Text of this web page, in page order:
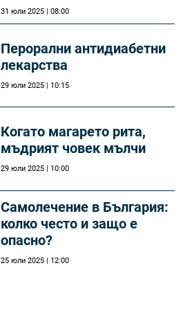
31 юли 2025 | 08:00
Перорални антидиабетни
лекарства
29 юли 2025 | 10:15
Когато магарето рита,
мъдрият човек мълчи
29 юли 2025 | 10:00
Самолечeние в България:
колко често и защо е
опасно?
25 юли 2025 | 12:00